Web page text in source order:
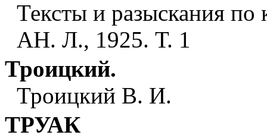
Тексты и разыскания по
АН. Л., 1925. Т. 1
Троицкий.
Троицкий В. И.
ТРУАК